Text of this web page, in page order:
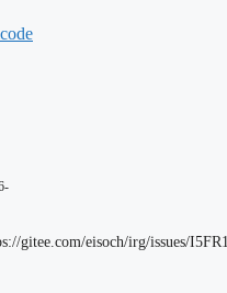
gitee.com/eisoch/irg/issues/